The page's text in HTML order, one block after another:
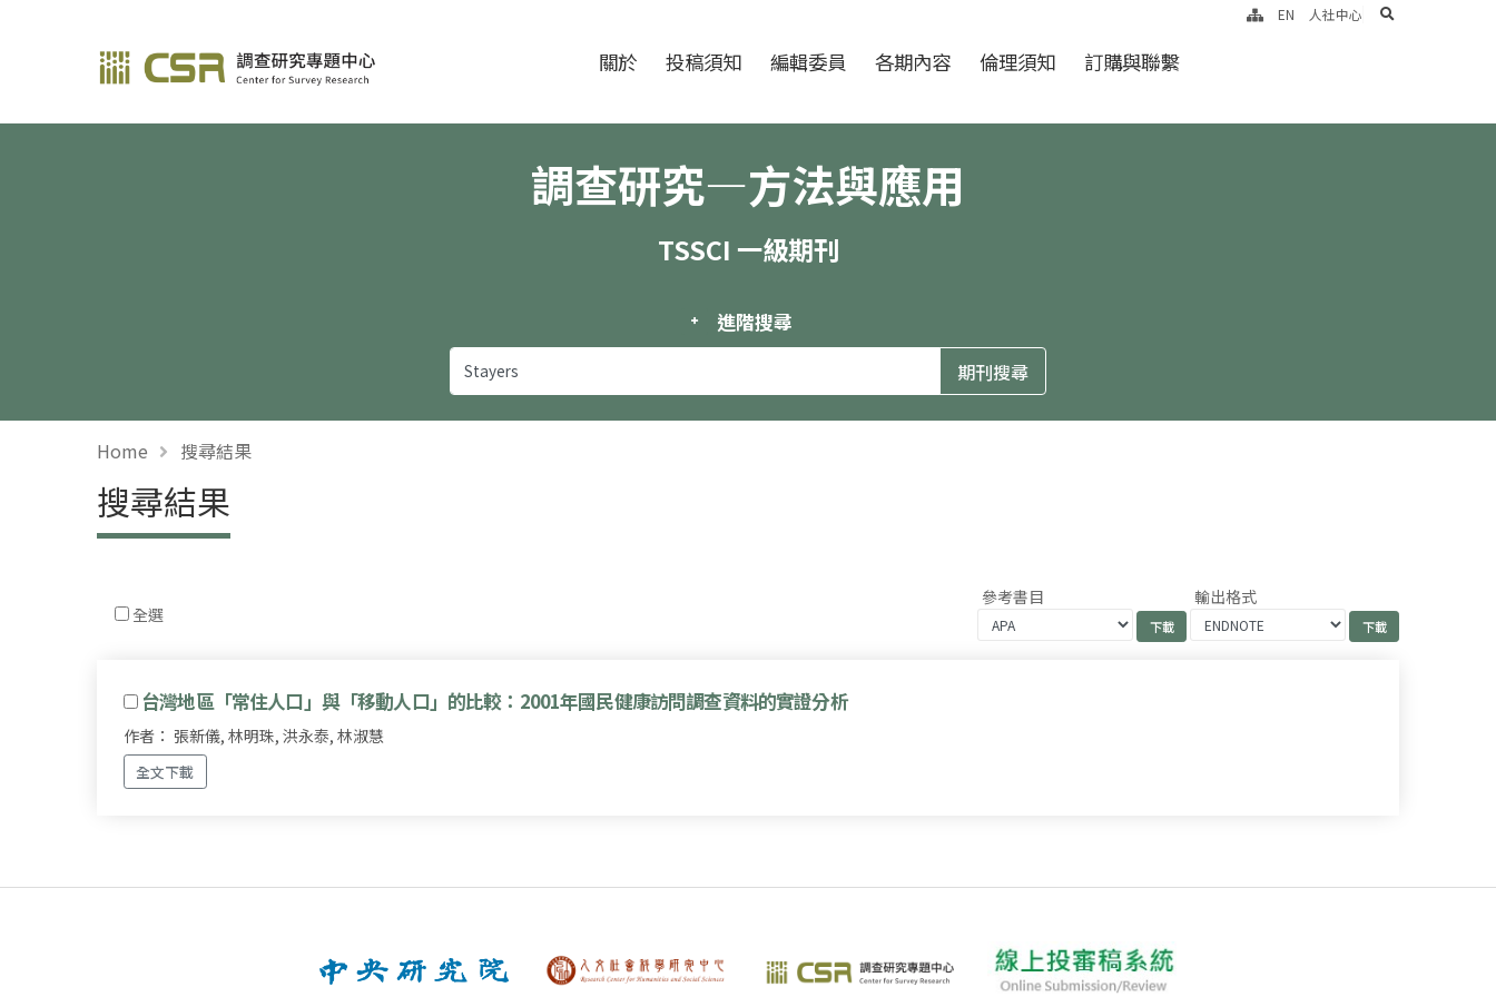
調查研究—方法與應用期刊 關於 投稿須知 編輯委員 各期內容 倫理須知 訂購與聯繫
EN 人社中心 search
調查研究—方法與應用
TSSCI 一級期刊
進階搜尋
Home 搜尋結果
搜尋結果
全選
參考書目 輸出格式
台灣地區「常住人口」與「移動人口」的比較：2001年國民健康訪問調查資料的實證分析
作者： 張新儀, 林明珠, 洪永泰, 林淑慧
全文下載